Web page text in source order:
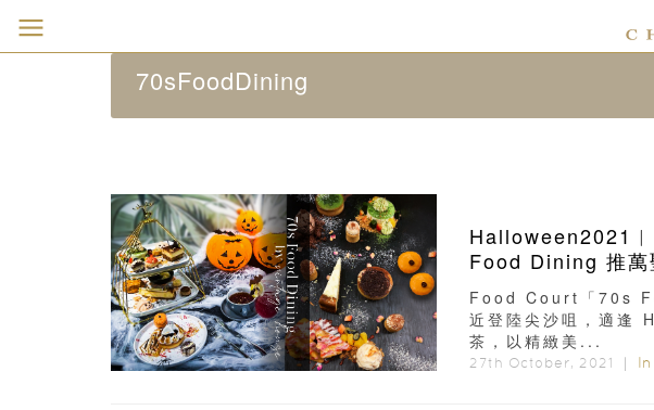
70sFoodDining
Food Dining 推萬
Food Court「70s
近登陸尖沙咀，適逢
茶，以精緻美...
27th October, 2021 ｜ In